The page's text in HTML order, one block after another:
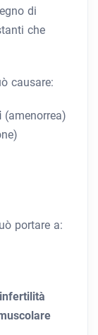
di
che
causare:
(amenorrea)
portare a: